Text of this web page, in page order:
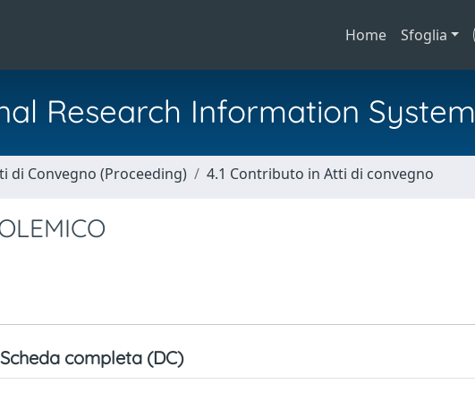
Home Sfoglia
Research Information System
di Convegno (Proceeding) 4.1 Contributo in Atti di convegno
Scheda completa (DC)